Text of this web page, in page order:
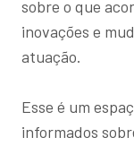
sobre o que
inovações e
atuação.
Esse é um
informados